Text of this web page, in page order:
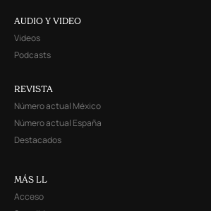
AUDIO Y VIDEO
Videos
Podcasts
REVISTA
Número actual México
Número actual España
Destacados
MÁS LL
Acceso